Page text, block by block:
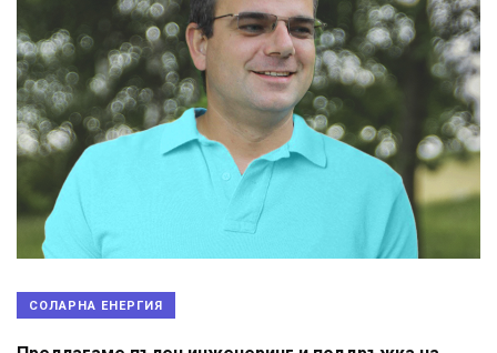
СОЛАРНА ЕНЕРГИЯ